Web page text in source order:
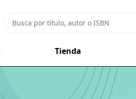
Tienda